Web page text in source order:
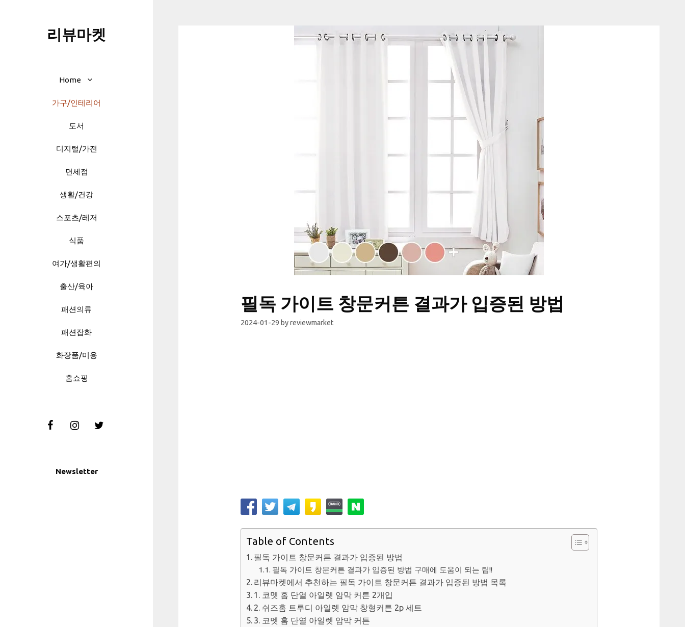
리뷰마켓
Home
가구/인테리어
도서
디지털/가전
면세점
생활/건강
스포츠/레저
식품
여가/생활편의
출산/육아
패션의류
패션잡화
화장품/미용
홈쇼핑
Newsletter
필독 가이트 창문커튼 결과가 입증된 방법
2024-01-29 byreviewmarket
Table of Contents
필독 가이트 창문커튼 결과가 입증된 방법
필독 가이트 창문커튼 결과가 입증된 방법 구매에 도움이 되는 팁!!
리뷰마켓에서 추천하는 필독 가이트 창문커튼 결과가 입증된 방법 목록
1. 코멧 홈 단열 아일렛 암막 커튼 2개입
2. 쉬즈홈 트루디 아일렛 암막 창형커튼 2p 세트
3. 코멧 홈 단열 아일렛 암막 커튼